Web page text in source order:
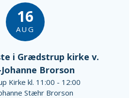
16
AUG
i Grædstrup kirke v.
Brorson
Kirke kl. 11:00 - 12:00
Stæhr Brorson